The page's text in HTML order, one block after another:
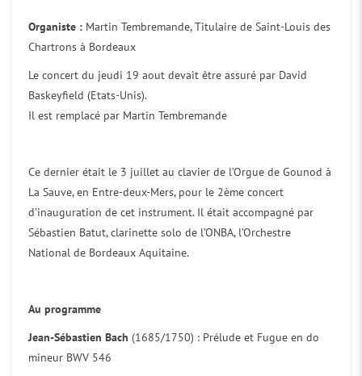
Organiste : Martin Tembremande, Titulaire de Saint-Louis des
Chartrons à Bordeaux
Le concert du jeudi 19 aout devait être assuré par David
Baskeyfield (Etats-Unis).
Il est remplacé par Martin Tembremande
Ce dernier était le 3 juillet au clavier de l’Orgue de Gounod à
La Sauve, en Entre-deux-Mers, pour le 2ème concert
d’inauguration de cet instrument. Il était accompagné par
Sébastien Batut, clarinette solo de l’ONBA, l’Orchestre
National de Bordeaux Aquitaine.
Au programme
Jean-Sébastien Bach (1685/1750) : Prélude et Fugue en do
mineur BWV 546